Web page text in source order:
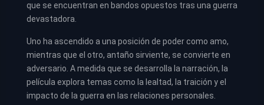
que se encuentran en bandos opuestos tras una guerra
devastadora.
Uno ha ascendido a una posición de poder como amo,
mientras que el otro, antaño sirviente, se convierte en
adversario. A medida que se desarrolla la narración, la
película explora temas como la lealtad, la traición y el
impacto de la guerra en las relaciones personales.